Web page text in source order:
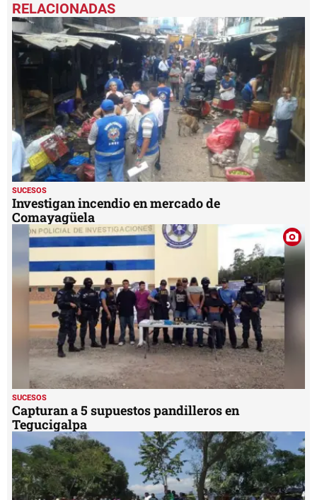
of
2
minutes,
14
seconds
SUCESOS
Investigan incendio en mercado de
Comayagüela
SUCESOS
Capturan a 5 supuestos pandilleros en
Tegucigalpa